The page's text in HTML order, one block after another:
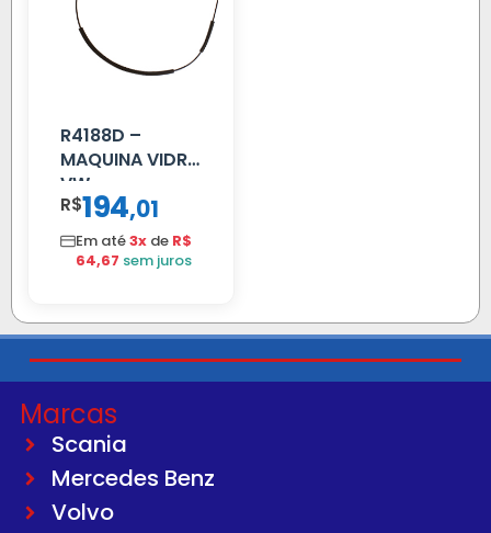
R4188D –
MAQUINA VIDRO
VW
CONSTELLATION
MANUAL LD
R$194,01
Em até3x de R$
64,67 sem juros
Marcas
Scania
Mercedes Benz
Volvo